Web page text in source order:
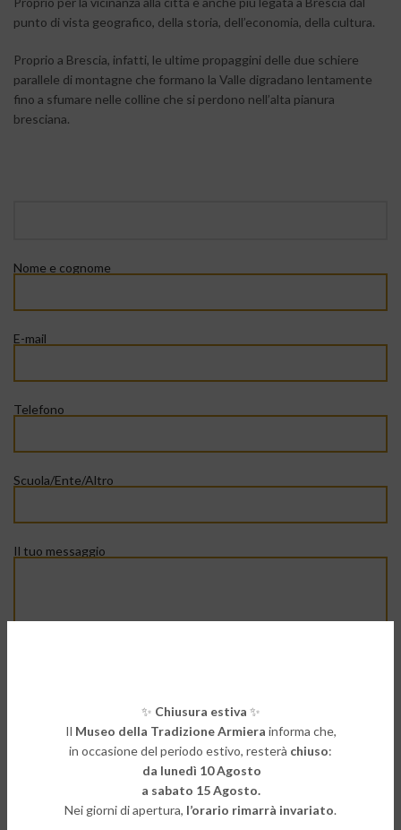
✨ Chiusura estiva ✨
Il Museo della Tradizione Armiera informa che,
in occasione del periodo estivo, resterà chiuso:
da lunedì 10 Agosto
a sabato 15 Agosto.
Nei giorni di apertura, l’orario rimarrà invariato.
punto di vista geografico, della storia, dell’economia, della cultura.
Proprio a Brescia, infatti, le ultime propaggini delle due schiere
parallele di montagne che formano la Valle digradano lentamente
fino a sfumare nelle colline che si perdono nell’alta pianura
bresciana.
Nome e cognome
E-mail
Telefono
Scuola/Ente/Altro
Il tuo messaggio
la nostra informativa e la nostra Privacy Policy)